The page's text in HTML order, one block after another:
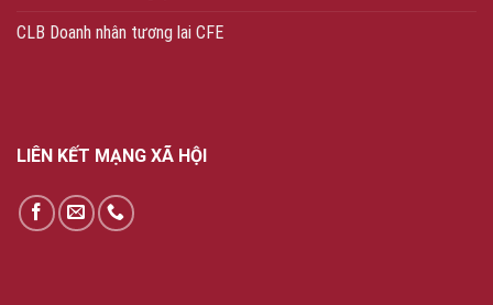
CLB Doanh nhân tương lai CFE
LIÊN KẾT MẠNG XÃ HỘI